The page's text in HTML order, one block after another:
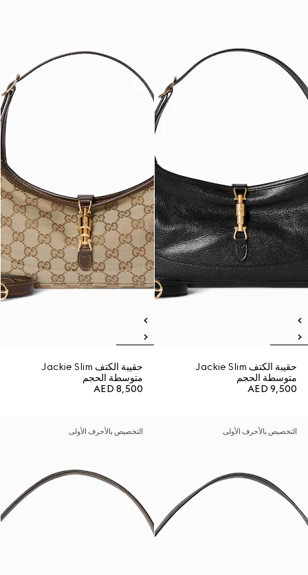
حقيبة الكتف Jackie Slim
متوسطة الحجم
AED 9,500
حقيبة الكتف Jackie Slim
متوسطة الحجم
AED 8,500
التخصيص بالأحرف الأولى التخصيص بالأحرف الأولى